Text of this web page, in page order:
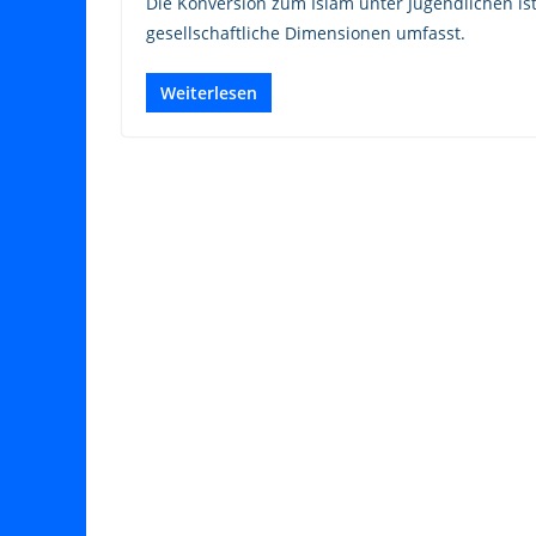
gesellschaftliche Dimensionen umfasst.
Weiterlesen